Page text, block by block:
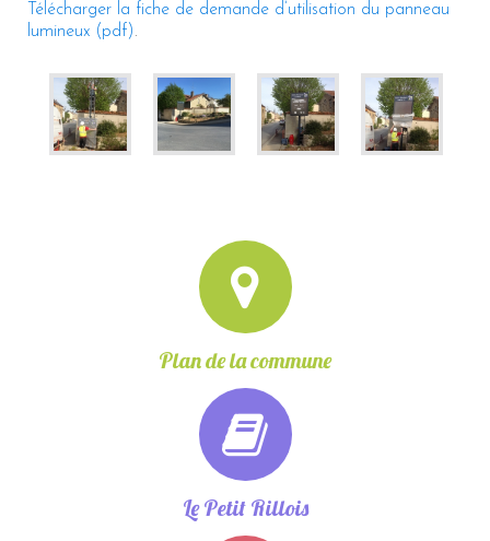
Télécharger la fiche de demande d’utilisation du panneau
lumineux (pdf).
Plan de la commune
Le Petit Rillois